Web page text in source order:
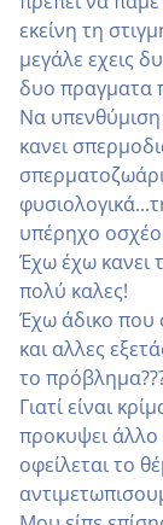
εκείνη τη
μεγάλε εχεις
δυο πραγματα
Να υπενθύμιση
κανει
υπέρηχο
Έχω έχω κανει
πολύ καλες!
Έχω άδικο που
και αλλες
το
Γιατί είναι
προκυψει
οφείλεται το